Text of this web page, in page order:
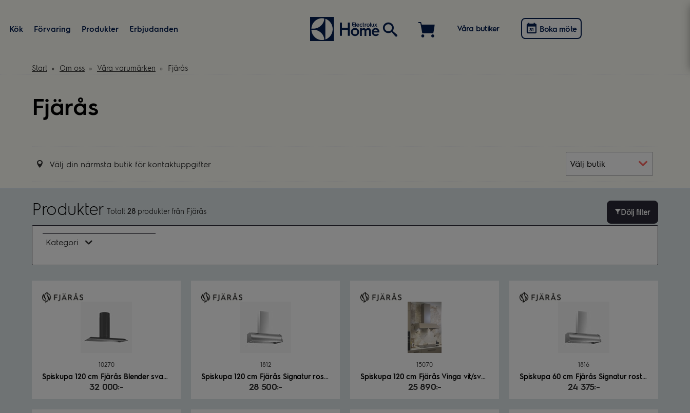
Kök Förvaring Produkter Erbjudanden Våra butiker Boka möte
Start Om oss Våra varumärken Fjärås
Fjärås
Välj din närmsta butik för kontaktuppgifter
Produkter Totalt 28produkter från Fjärås
Kategori
10270
Spiskupa 120 cm Fjärås Blender svart/vit
32 000:-
1812
Spiskupa 120 cm Fjärås Signatur rostfri
28 500:-
15070
Spiskupa 120 cm Fjärås Vinga vit/svart
25 890:-
1816
Spiskupa 60 cm Fjärås Signatur rostfri
24 375:-